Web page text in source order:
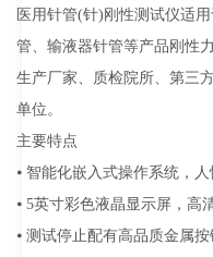
医用针管(针)刚性测试仪适
管、输液器针管等产品刚性
生产厂家、质检院所、第三
单位。
主要特点
⦁ 智能化嵌入式操作系统，
⦁ 5英寸彩色液晶显示屏，高
⦁ 测试停止配有高品质金属